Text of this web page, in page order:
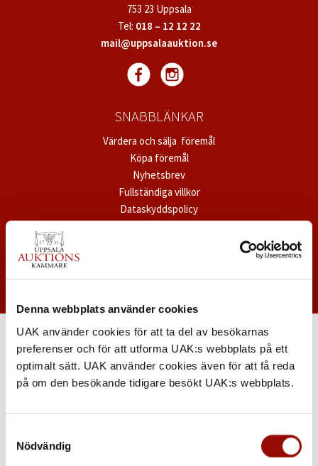
Denna webbplats använder cookies
UAK använder cookies för att ta del av besökarnas
preferenser och för att utforma UAK:s webbplats på ett
optimalt sätt. UAK använder cookies även för att få reda
på om den besökande tidigare besökt UAK:s webbplats.
Nödvändig
753 23 Uppsala
Tel: 018 – 12 12 22
mail@uppsalaauktion.se
SNABBLÄNKAR
Värdera och sälja föremål
Köpa föremål
Nyhetsbrev
Fullständiga villkor
Dataskyddspolicy